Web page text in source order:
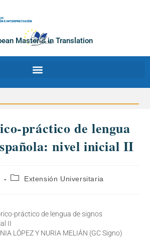
Master´s in Translation
práctico de lengua
nivel inicial II
Extensión Universitaria
práctico de lengua de signos
II
LÓPEZ Y NURIA MELIÁN (GC Signo)